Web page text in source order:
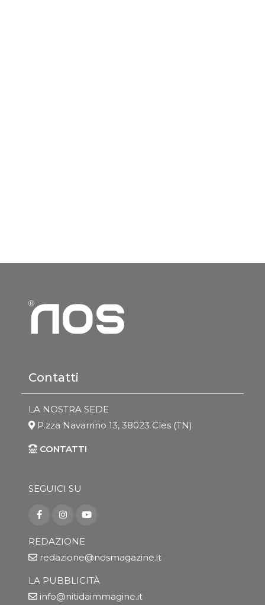
Contatti
LA NOSTRA SEDE
P.zza Navarrino 13, 38023 Cles (TN)
CONTATTI
SEGUICI SU
REDAZIONE
redazione@nosmagazine.it
LA PUBBLICITÀ
info@nitidaimmagine.it